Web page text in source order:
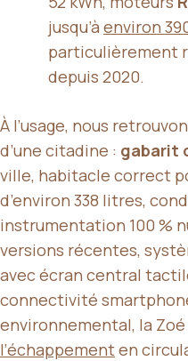
jusqu’à environ
particulièrement
depuis 2020.
À l’usage, nous
d’une citadine : gabarit
ville, habitacle correct
d’environ 338 litres,
instrumentation 100 %
versions récentes,
avec écran central
connectivité
environnemental, la
l’échappementen